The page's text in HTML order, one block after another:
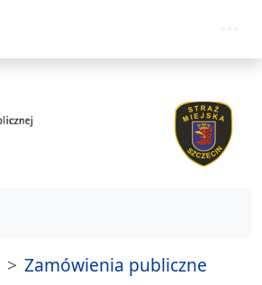
Zamówienia publiczne